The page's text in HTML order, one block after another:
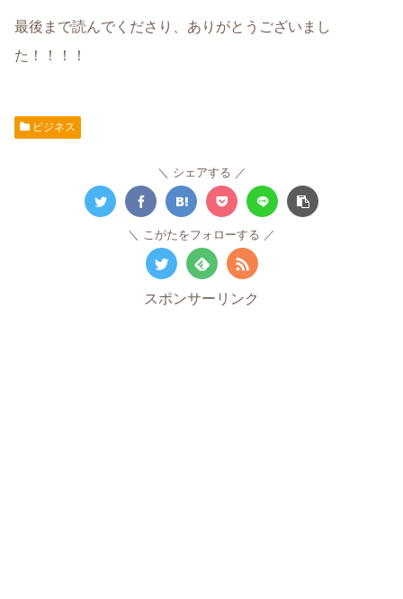
最後まで読んでくださり、ありがとうございまし
た！！！！
ビジネス
シェアする
こがたをフォローする
スポンサーリンク